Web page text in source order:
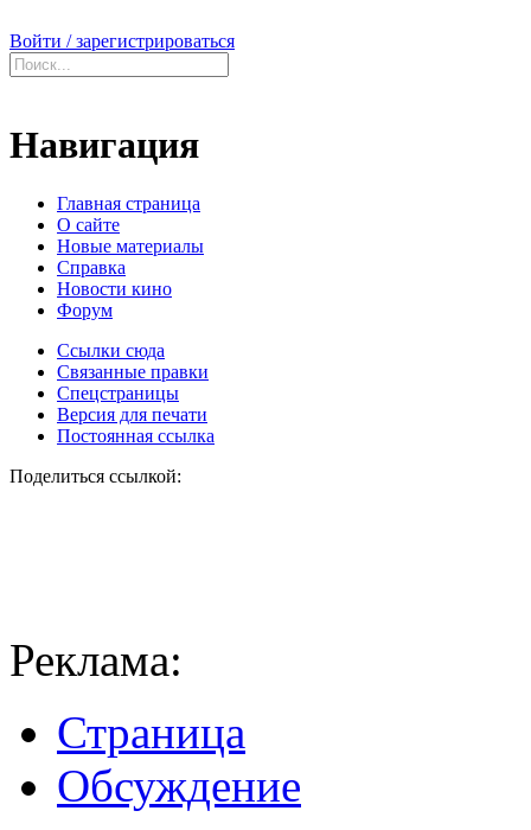
Войти / зарегистрироваться
Навигация
Главная страница
О сайте
Новые материалы
Справка
Новости кино
Форум
Ссылки сюда
Связанные правки
Спецстраницы
Версия для печати
Постоянная ссылка
Поделиться ссылкой:
Реклама:
Страница
Обсуждение